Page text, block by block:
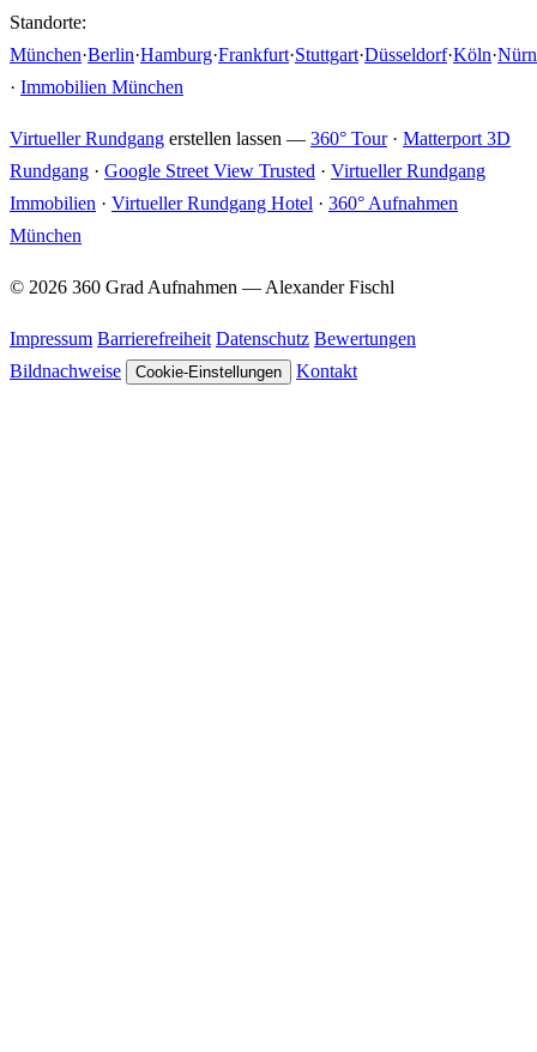
Standorte:
München·Berlin·Hamburg·Frankfurt·Stuttgart·Düsseldorf·Köln·
· Immobilien München
Virtueller Rundgang erstellen lassen — 360° Tour· Matterport 3D
Rundgang · Google Street View Trusted · Virtueller Rundgang
Immobilien · Virtueller Rundgang Hotel · 360° Aufnahmen
München
© 2026 360 Grad Aufnahmen — Alexander Fischl
Impressum Barrierefreiheit Datenschutz Bewertungen
Bildnachweise
Cookie-Einstellungen Kontakt